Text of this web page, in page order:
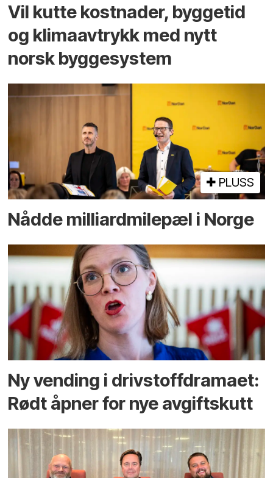
Vil kutte kostnader, byggetid
og klima­avtrykk med nytt
norsk bygge­system
PLUSS
Nådde milliard­­milepæl i Norge
Ny vending i drivstoffdramaet:
Rødt åpner for nye avgiftskutt